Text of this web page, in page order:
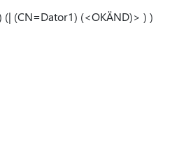
(CN=Dator1) (<OKÄND)> ) )